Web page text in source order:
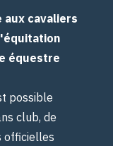
aux cavaliers
équestre
possible
club, de
officielles